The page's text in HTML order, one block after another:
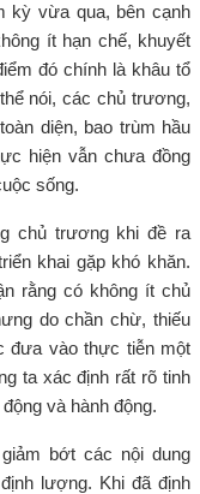
kỳ vừa qua, bên cạnh
ít hạn chế, khuyết
đó chính là khâu tổ
nói, các chủ trương,
diện, bao trùm hầu
hiện vẫn chưa đồng
sống.
chủ trương khi đề ra
khai gặp khó khăn.
rằng có không ít chủ
do chần chừ, thiếu
đưa vào thực tiễn một
ta xác định rất rõ tinh
và hành động.
bớt các nội dung
lượng. Khi đã định